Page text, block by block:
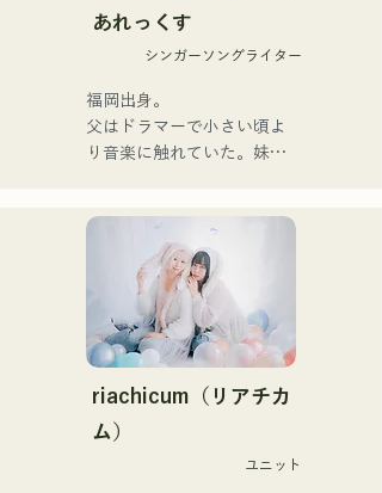
を2025年1月23日にリリー
成、バンド編成などさまざ
まな形で音楽を表現する。
レコーディングやライブの
meowの大晟（Dr.）、the
perfect meの末廣悠弥
（Gt.）、xanadooのS0.
（Ba.）を迎え、活動を行
う。
【NEW SINGLE】
2025年6月25日に新曲「世
界は愛なんだ」をリリー
あれっくす
シンガーソングライター
福岡出身。
父はドラマーで小さい頃よ
り音楽に触れていた。妹
家族で音楽を楽しむミュー
ジックファミリー。
10代後半にアメリカへ4年
半留学。
現在はLOVE FMの"music
×serendipity"でラジオDJを
務める。
デルやタレントとしても活
躍中。世界的有名なオーデ
riachicum（リアチカ
ム）
ユニット